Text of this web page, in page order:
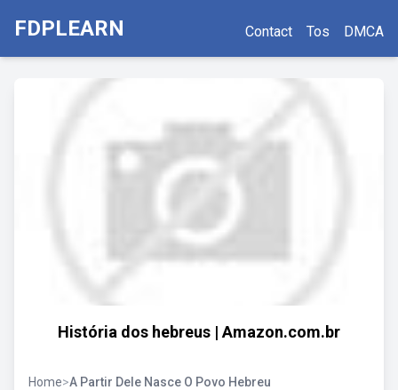
FDPLEARN Contact Tos DMCA
História dos hebreus | Amazon.com.br
Home>A Partir Dele Nasce O Povo Hebreu